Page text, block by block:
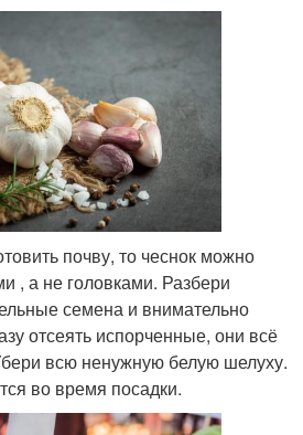
почву, то чеснок можно
, а не головками. Разбери
семена и внимательно
отсеять испорченные, они всё
всю ненужную белую шелуху.
во время посадки.